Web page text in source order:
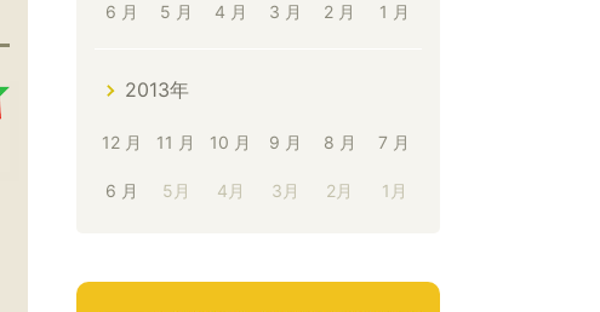
6 月 5 月 4 月 3 月 2 月 1 月
2013年
12 月 11 月 10 月 9 月 8 月 7 月
6 月 5月 4月 3月 2月 1月